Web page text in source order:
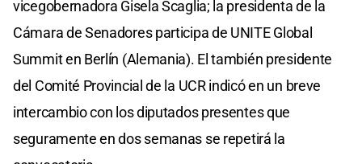
vicegobernadora Gisela Scaglia; la presidenta de la
Cámara de Senadores participa de UNITE Global
Summit en Berlín (Alemania). El también presidente
del Comité Provincial de la UCR indicó en un breve
intercambio con los diputados presentes que
seguramente en dos semanas se repetirá la